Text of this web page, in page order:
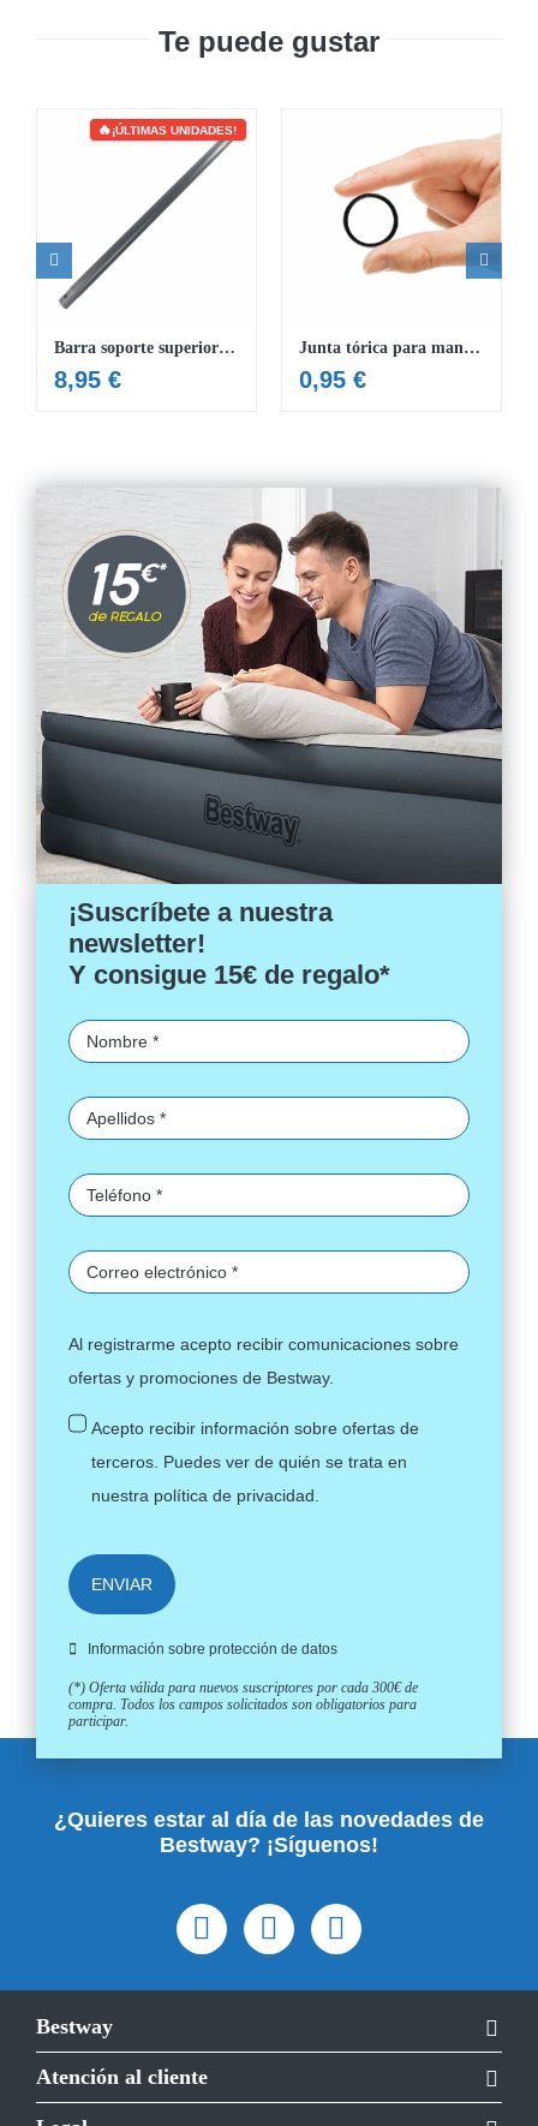
Te puede gustar
¡ÚLTIMAS UNIDADES!
Barra soporte superior piscina 488×122 cm
8,95 €
Junta tórica para manguera de Φ32mm
0,95 €
¡Suscríbete a nuestra
newsletter!
Y consigue 15€ de regalo*
Al registrarme acepto recibir comunicaciones sobre
ofertas y promociones de Bestway.
Acepto recibir información sobre ofertas de
terceros. Puedes ver de quién se trata en
nuestra política de privacidad.
ENVIAR
Información sobre protección de datos
(*) Oferta válida para nuevos suscriptores por cada 300€ de
compra. Todos los campos solicitados son obligatorios para
participar.
¿Quieres estar al día de las novedades de
Bestway? ¡Síguenos!
Bestway
Atención al cliente